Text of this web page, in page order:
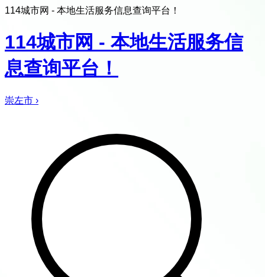
114城市网 - 本地生活服务信息查询平台！
114城市网 - 本地生活服务信
息查询平台！
崇左市 ›